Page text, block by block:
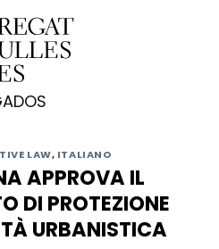
LAW, ITALIANO
APPROVA IL
DI PROTEZIONE
URBANISTICA